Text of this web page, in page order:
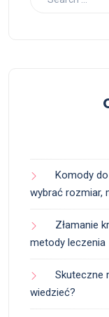
Komody
wybrać rozmiar,
Złamanie
metody leczenia
Skuteczne
wiedzieć?